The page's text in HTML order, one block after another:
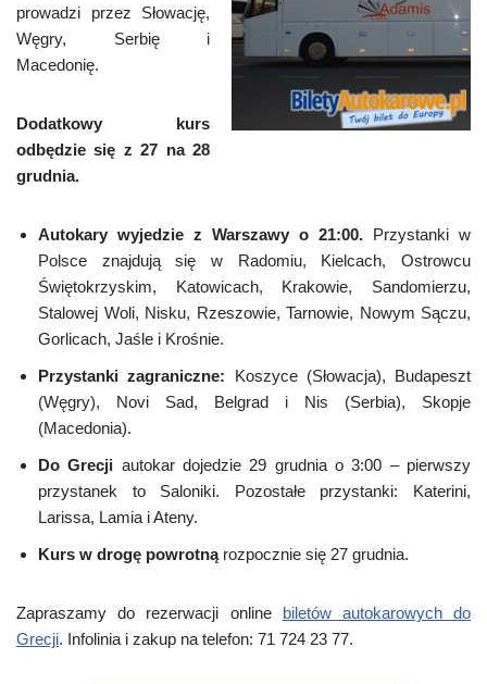
prowadzi przez Słowację,
Węgry, Serbię i
Macedonię.
Dodatkowy kurs
odbędzie się z 27 na 28
grudnia.
Autokary wyjedzie z Warszawy o 21:00. Przystanki w
Polsce znajdują się w Radomiu, Kielcach, Ostrowcu
Świętokrzyskim, Katowicach, Krakowie, Sandomierzu,
Stalowej Woli, Nisku, Rzeszowie, Tarnowie, Nowym Sączu,
Gorlicach, Jaśle i Krośnie.
Przystanki zagraniczne: Koszyce (Słowacja), Budapeszt
(Węgry), Novi Sad, Belgrad i Nis (Serbia), Skopje
(Macedonia).
Do Grecji autokar dojedzie 29 grudnia o 3:00 – pierwszy
przystanek to Saloniki. Pozostałe przystanki: Katerini,
Larissa, Lamia i Ateny.
Kurs w drogę powrotnąrozpocznie się 27 grudnia.
Zapraszamy do rezerwacji online biletów autokarowych do
Grecji. Infolinia i zakup na telefon: 71 724 23 77.